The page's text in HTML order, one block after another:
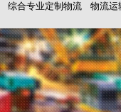
综合专业定制物流 物流运